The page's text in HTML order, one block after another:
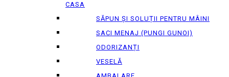
CASA
SĂPUN ȘI SOLUȚII PENTRU MÂINI
SACI MENAJ (PUNGI GUNOI)
ODORIZANȚI
VESELĂ